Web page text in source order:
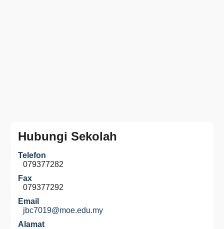
Hubungi Sekolah
Telefon
079377282
Fax
079377292
Email
jbc7019@moe.edu.my
Alamat